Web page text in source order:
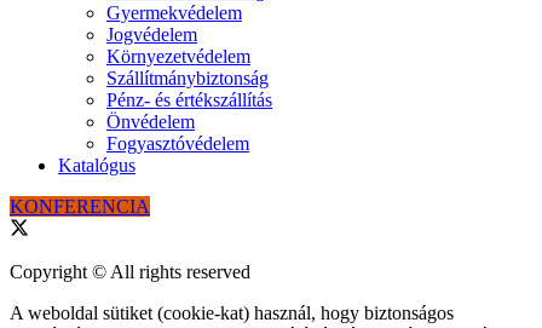
Gyermekvédelem
Jogvédelem
Környezetvédelem
Szállítmánybiztonság
Pénz- és értékszállítás
Önvédelem
Fogyasztóvédelem
Katalógus
KONFERENCIA
Copyright © All rights reserved
A weboldal sütiket (cookie-kat) használ, hogy biztonságos